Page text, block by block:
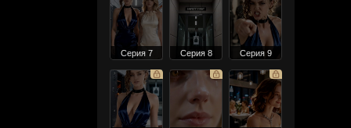
Серия 7 Серия 8 Серия 9